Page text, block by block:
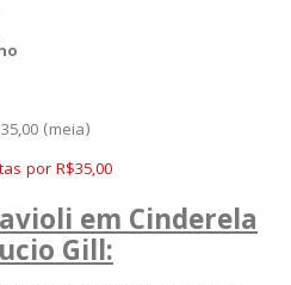
(meia)
por R$35,00
em Cinderela
Gill: